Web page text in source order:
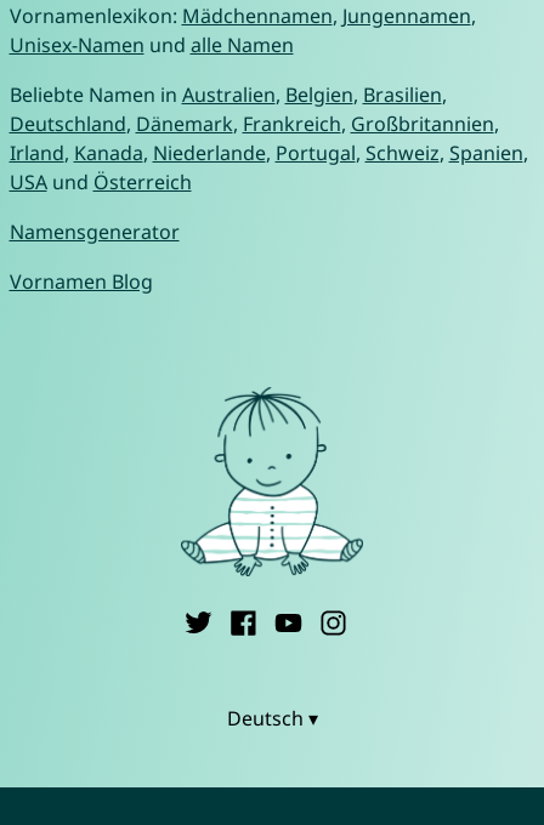
Vornamenlexikon: Mädchennamen, Jungennamen,
Unisex-Namen und alle Namen
Beliebte Namen in Australien, Belgien, Brasilien,
Deutschland, Dänemark, Frankreich, Großbritannien,
Irland, Kanada, Niederlande, Portugal, Schweiz, Spanien,
USAund Österreich
Namensgenerator
Vornamen Blog
Deutsch ▾